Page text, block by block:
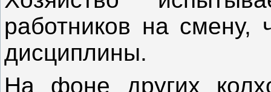
работников на смену,
дисциплины.
На фоне других